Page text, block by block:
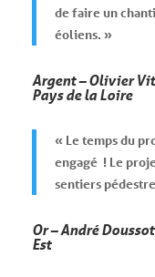
de faire un
éoliens. »
Argent – Olivier
Pays de la Loire
« Le temps du
engagé ! Le
sentiers
Or – André
Est